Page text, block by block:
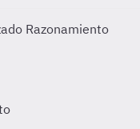
Razonamiento